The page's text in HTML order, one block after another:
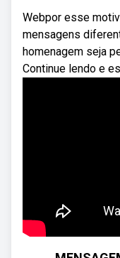
Webpor esse
mensagens
homenagem seja
Continue lendo e